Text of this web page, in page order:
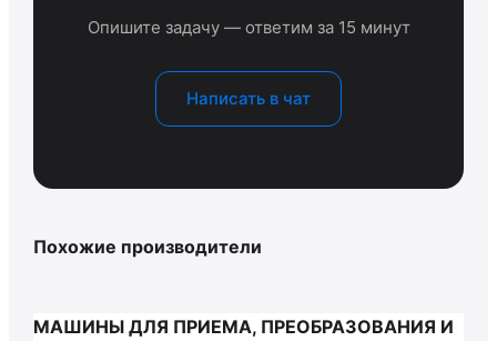
Опишите задачу — ответим за 15 минут
Написать в чат
Похожие производители
МАШИНЫ ДЛЯ ПРИЕМА, ПРЕОБРАЗОВАНИЯ И